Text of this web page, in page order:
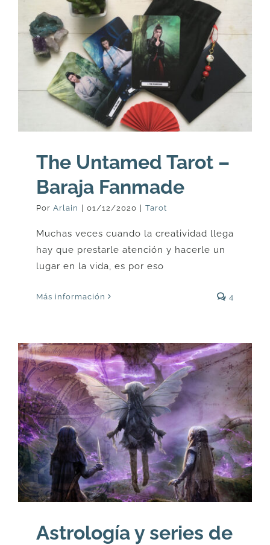
The Untamed Tarot –
Baraja Fanmade
Por Arlain 01/12/2020 Tarot
Muchas veces cuando la creatividad llega
hay que prestarle atención y hacerle un
lugar en la vida, es por eso
Más información 4
Astrología y series de